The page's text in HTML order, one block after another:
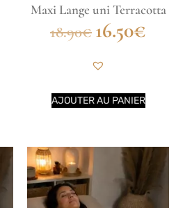
Maxi Lange uni Terracotta
18.90€ 16.50€
AJOUTER AU PANIER